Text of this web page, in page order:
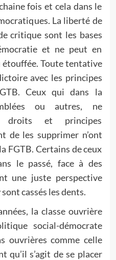
fois et cela dans le
La liberté de
critique sont les bases
et ne peut en
étouffée. Toute tentative
avec les principes
Ceux qui dans la
ou autres, ne
droits et principes
de les supprimer n’ont
FGTB. Certains de ceux
le passé, face à des
une juste perspective
cassés les dents.
la classe ouvrière
social-démocrate
ouvrières comme celle
qu’il s’agit de se placer